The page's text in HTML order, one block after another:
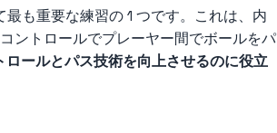
も重要な練習の 1 つです。これは、内
ントロールでプレーヤー間でボールをパ
ロールとパス技術を向上させるのに役立